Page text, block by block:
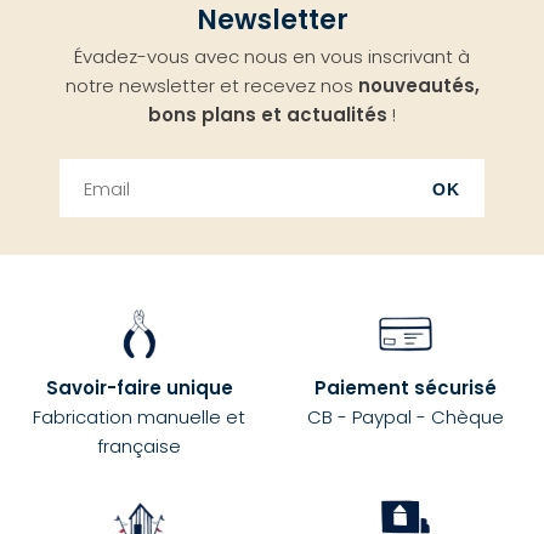
Newsletter
Évadez-vous avec nous en vous inscrivant à
notre newsletter et recevez nos nouveautés,
bons plans et actualités !
OK
Savoir-faire unique
Fabrication manuelle et
française
Paiement sécurisé
CB - Paypal - Chèque